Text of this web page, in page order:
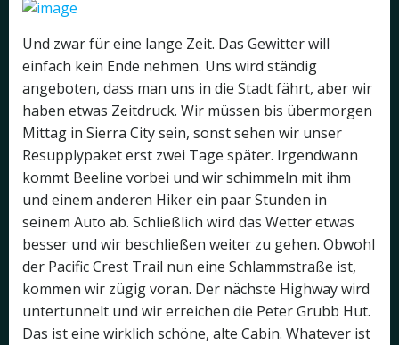
Und zwar für eine lange Zeit. Das Gewitter will
einfach kein Ende nehmen. Uns wird ständig
angeboten, dass man uns in die Stadt fährt, aber wir
haben etwas Zeitdruck. Wir müssen bis übermorgen
Mittag in Sierra City sein, sonst sehen wir unser
Resupplypaket erst zwei Tage später. Irgendwann
kommt Beeline vorbei und wir schimmeln mit ihm
und einem anderen Hiker ein paar Stunden in
seinem Auto ab. Schließlich wird das Wetter etwas
besser und wir beschließen weiter zu gehen. Obwohl
der Pacific Crest Trail nun eine Schlammstraße ist,
kommen wir zügig voran. Der nächste Highway wird
untertunnelt und wir erreichen die Peter Grubb Hut.
Das ist eine wirklich schöne, alte Cabin. Whatever ist